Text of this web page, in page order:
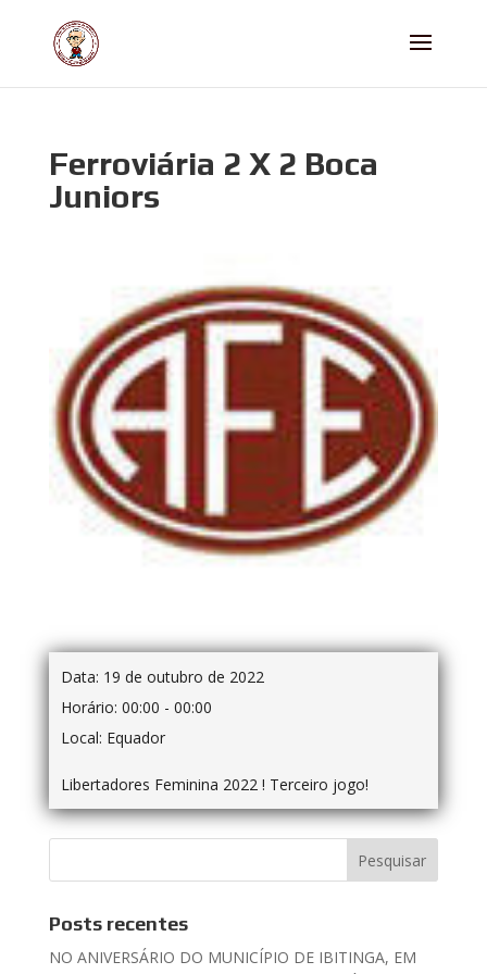
Ferroviária 2 X 2 Boca
Juniors
Data: 19 de outubro de 2022
Horário: 00:00 - 00:00
Local: Equador
Libertadores Feminina 2022 ! Terceiro jogo!
Posts recentes
NO ANIVERSÁRIO DO MUNICÍPIO DE IBITINGA, EM